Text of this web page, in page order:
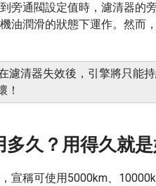
旁通閥設定值時，濾清器的
油潤滑的狀態下運作。然而
濾清器失效後，引擎將只能
！
久？用得久就是
宣稱可使用5000km、